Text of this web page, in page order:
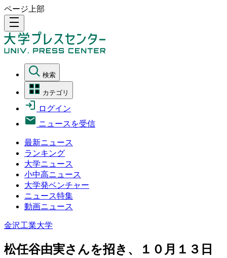
ページ上部
density_medium
検索
カテゴリ
ログイン
ニュースを受信
最新ニュース
ランキング
大学ニュース
小中高ニュース
大学発ベンチャー
ニュース特集
動画ニュース
金沢工業大学
松任谷由実さんを招き、１０月１３日